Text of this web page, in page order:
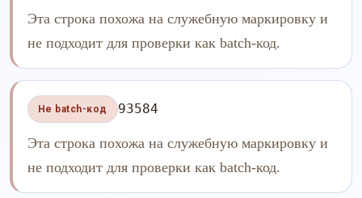
Эта строка похожа на служебную маркировку и
не подходит для проверки как batch-код.
Не batch-код 93584
Эта строка похожа на служебную маркировку и
не подходит для проверки как batch-код.